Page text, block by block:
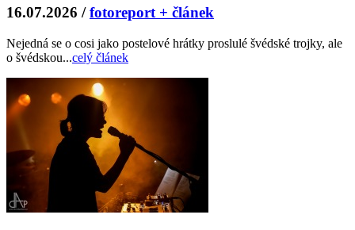
16.07.2026 / fotoreport + článek
Nejedná se o cosi jako postelové hrátky proslulé švédské trojky, ale
o švédskou...celý článek